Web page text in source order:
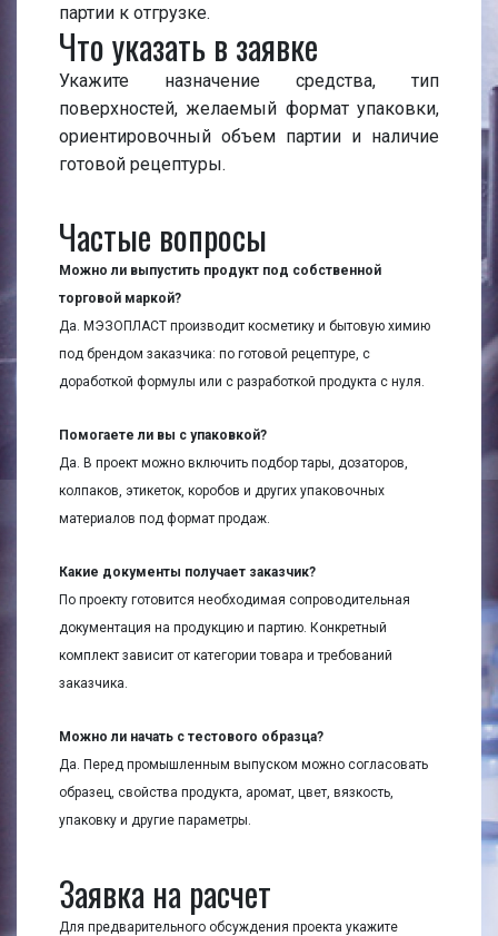
партии к отгрузке.
Что указать в заявке
Укажите назначение средства, тип
поверхностей, желаемый формат упаковки,
ориентировочный объем партии и наличие
готовой рецептуры.
Частые вопросы
Можно ли выпустить продукт под собственной
торговой маркой?
Да. МЭЗОПЛАСТ производит косметику и бытовую химию
под брендом заказчика: по готовой рецептуре, с
доработкой формулы или с разработкой продукта с нуля.
Помогаете ли вы с упаковкой?
Да. В проект можно включить подбор тары, дозаторов,
колпаков, этикеток, коробов и других упаковочных
материалов под формат продаж.
Какие документы получает заказчик?
По проекту готовится необходимая сопроводительная
документация на продукцию и партию. Конкретный
комплект зависит от категории товара и требований
заказчика.
Можно ли начать с тестового образца?
Да. Перед промышленным выпуском можно согласовать
образец, свойства продукта, аромат, цвет, вязкость,
упаковку и другие параметры.
Заявка на расчет
Для предварительного обсуждения проекта укажите